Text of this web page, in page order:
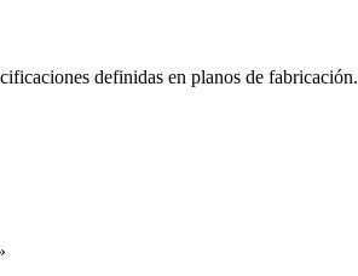
definidas en planos de fabricación.